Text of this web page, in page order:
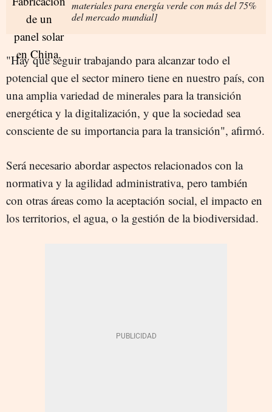
materiales para energía verde con más del 75%
del mercado mundial]
"Hay que seguir trabajando para alcanzar todo el
potencial que el sector minero tiene en nuestro país, con
una amplia variedad de minerales para la transición
energética y la digitalización, y que la sociedad sea
consciente de su importancia para la transición", afirmó.
Será necesario abordar aspectos relacionados con la
normativa y la agilidad administrativa, pero también
con otras áreas como la aceptación social, el impacto en
los territorios, el agua, o la gestión de la biodiversidad.